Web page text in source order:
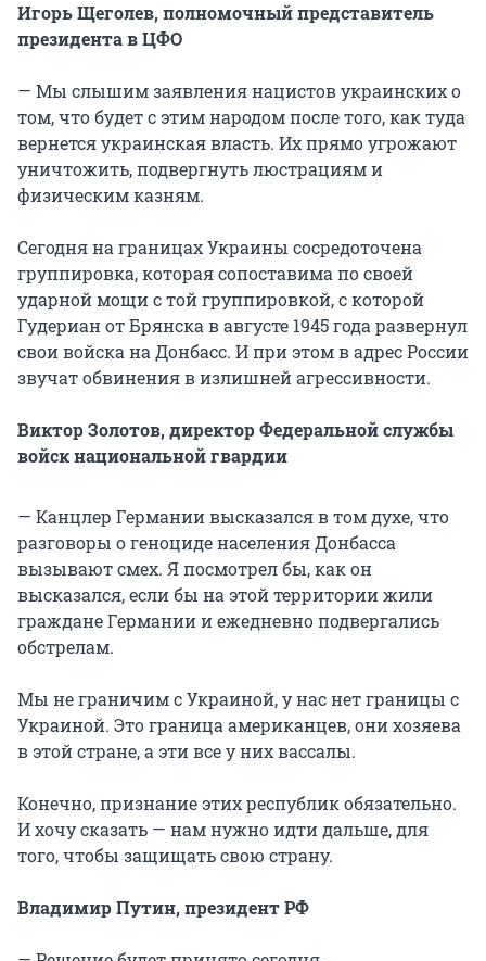
Игорь Щеголев, полномочный представитель
президента в ЦФО
— Мы слышим заявления нацистов украинских о
том, что будет с этим народом после того, как туда
вернется украинская власть. Их прямо угрожают
уничтожить, подвергнуть люстрациям и
физическим казням.
Сегодня на границах Украины сосредоточена
группировка, которая сопоставима по своей
ударной мощи с той группировкой, с которой
Гудериан от Брянска в августе 1945 года развернул
свои войска на Донбасс. И при этом в адрес России
звучат обвинения в излишней агрессивности.
Виктор Золотов, директор Федеральной службы
войск национальной гвардии
— Канцлер Германии высказался в том духе, что
разговоры о геноциде населения Донбасса
вызывают смех. Я посмотрел бы, как он
высказался, если бы на этой территории жили
граждане Германии и ежедневно подвергались
обстрелам.
Мы не граничим с Украиной, у нас нет границы с
Украиной. Это граница американцев, они хозяева
в этой стране, а эти все у них вассалы.
Конечно, признание этих республик обязательно.
И хочу сказать — нам нужно идти дальше, для
того, чтобы защищать свою страну.
Владимир Путин, президент РФ